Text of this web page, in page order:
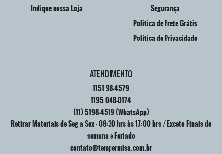
Indique nossa Loja
Segurança
Politica de Frete Grátis
Política de Privacidade
ATENDIMENTO
115198-4579
1195048-0174
(11)5198-4519(WhatsApp)
Retirar Materiais de Seg a Sex - 08:30 hrs às 17:00 hrs / Exceto Finais de
semana e Feriado
contato@tempermisa.com.br